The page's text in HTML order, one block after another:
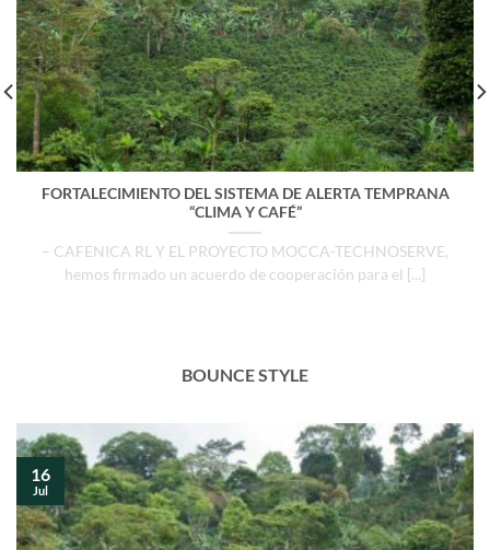
FORTALECIMIENTO DEL SISTEMA DE ALERTA TEMPRANA
“CLIMA Y CAFÉ”
– CAFENICA RL Y EL PROYECTO MOCCA-TECHNOSERVE,
hemos firmado un acuerdo de cooperación para el [...]
BOUNCE STYLE
16
Jul